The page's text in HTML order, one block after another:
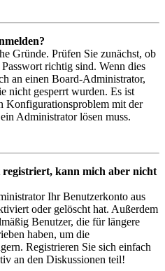
Gründe. Prüfen Sie zunächst, ob
richtig sind. Wenn dies
an einen Board-Administrator,
nicht gesperrt wurden. Es ist
Konfigurationsproblem mit der
Administrator lösen muss.
kann mich aber nicht
Ihr Benutzerkonto aus
oder gelöscht hat. Außerdem
Benutzer, die für längere
haben, um die
Registrieren Sie sich einfach
an den Diskussionen teil!